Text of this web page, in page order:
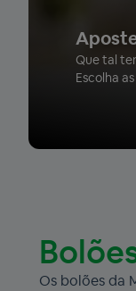
Que tal
Escolha
Os bolões da